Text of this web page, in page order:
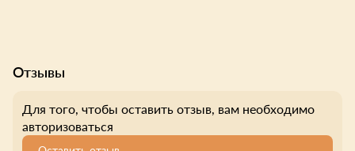
Отзывы
Для того, чтобы оставить отзыв, вам необходимо
авторизоваться